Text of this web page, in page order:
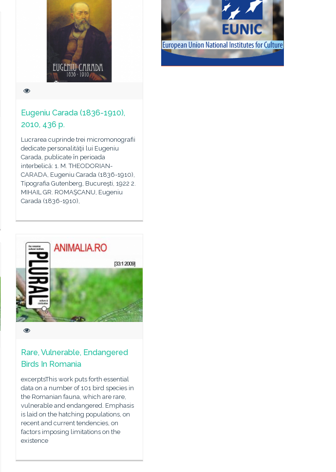
Eugeniu Carada (1836-1910),
2010, 436 p.
Lucrarea cuprinde trei micromonografii
dedicate personalităţii lui Eugeniu
Carada, publicate în perioada
interbelică: 1. M. THEODORIAN-
CARADA, Eugeniu Carada (1836-1910),
Tipografia Gutenberg, Bucureşti, 1922 2.
MIHAIL GR. ROMAŞCANU, Eugeniu
Carada (1836-1910),
Rare, Vulnerable, Endangered
Birds In Romania
excerptsThis work puts forth essential
data on a number of 101 bird species in
the Romanian fauna, which are rare,
vulnerable and endangered. Emphasis
is laid on the hatching populations, on
recent and current tendencies, on
factors imposing limitations on the
existence